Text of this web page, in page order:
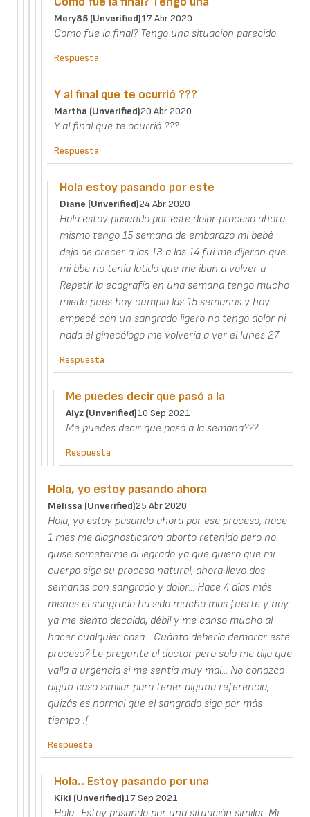
Mery85 (unverified)17 Abr 2020
Como fue la final? Tengo una situación parecido
Respuesta
Y al final que te ocurrió ???
Martha (unverified)20 Abr 2020
Y al final que te ocurrió ???
Respuesta
Hola estoy pasando por este
Diane (unverified)24 Abr 2020
Hola estoy pasando por este dolor proceso ahora
mismo tengo 15 semana de embarazo mi bebé
dejo de crecer a las 13 a las 14 fui me dijeron que
mi bbe no tenía latido que me iban a volver a
Repetir la ecografía en una semana tengo mucho
miedo pues hoy cumplo las 15 semanas y hoy
empecé con un sangrado ligero no tengo dolor ni
nada el ginecólogo me volvería a ver el lunes 27
Respuesta
Me puedes decir que pasó a la
Alyz (unverified)10 Sep 2021
Me puedes decir que pasó a la semana???
Respuesta
Hola, yo estoy pasando ahora
Melissa (unverified)25 Abr 2020
Hola, yo estoy pasando ahora por ese proceso, hace
1 mes me diagnosticaron aborto retenido pero no
quise someterme al legrado ya que quiero que mi
cuerpo siga su proceso natural, ahora llevo dos
semanas con sangrado y dolor... Hace 4 días más
menos el sangrado ha sido mucho mas fuerte y hoy
ya me siento decaída, débil y me canso mucho al
hacer cualquier cosa... Cuánto debería demorar este
proceso? Le pregunte al doctor pero solo me dijo que
valla a urgencia si me sentía muy mal... No conozco
algún caso similar para tener alguna referencia,
quizás es normal que el sangrado siga por más
tiempo :(
Respuesta
Hola.. Estoy pasando por una
Kiki (unverified)17 Sep 2021
Hola.. Estoy pasando por una situación similar. Mi